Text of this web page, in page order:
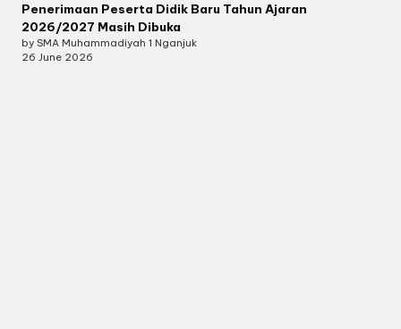
Penerimaan Peserta Didik Baru Tahun Ajaran
2026/2027 Masih Dibuka
by SMA Muhammadiyah 1 Nganjuk
26 June 2026